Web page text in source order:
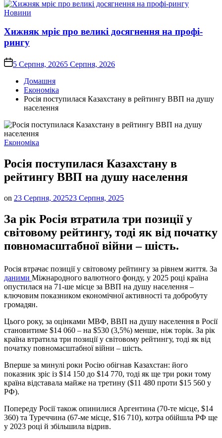
Опублікувати
Новини
Хижняк мріє про великі досягнення на профі-
рингу
on 5 Серпня, 20265 Серпня, 2026
Домашня
Економіка
Росія поступилася Казахстану в рейтингу ВВП на душу
населення
Опублікувати
Економіка
Росія поступилася Казахстану в
рейтингу ВВП на душу населення
on 23 Серпня, 202523 Серпня, 2025
За рік Росія втратила три позиції у
світовому рейтингу, тоді як від початку
повномасштабної війни – шість.
Росія втрачає позиції у світовому рейтингу за рівнем життя. За
даними Міжнародного валютного фонду, у 2025 році країна
опустилася на 71-ше місце за ВВП на душу населення –
ключовим показником економічної активності та добробуту
громадян.
Цього року, за оцінками МВФ, ВВП на душу населення в Росії
становитиме $14 060 – на $530 (3,5%) менше, ніж торік. За рік
країна втратила три позиції у світовому рейтингу, тоді як від
початку повномасштабної війни – шість.
Вперше за минулі роки Росію обігнав Казахстан: його
показник зріс із $14 150 до $14 770, тоді як ще три роки тому
країна відставала майже на третину ($11 480 проти $15 560 у
РФ).
Попереду Росії також опинилися Аргентина (70-те місце, $14
360) та Туреччина (67-ме місце, $16 710), котра обійшла РФ ще
у 2023 році й збільшила відрив.